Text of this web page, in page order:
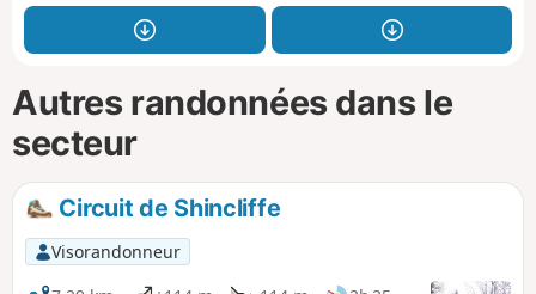
Autres randonnées dans le
secteur
Circuit de Shincliffe
Visorandonneur